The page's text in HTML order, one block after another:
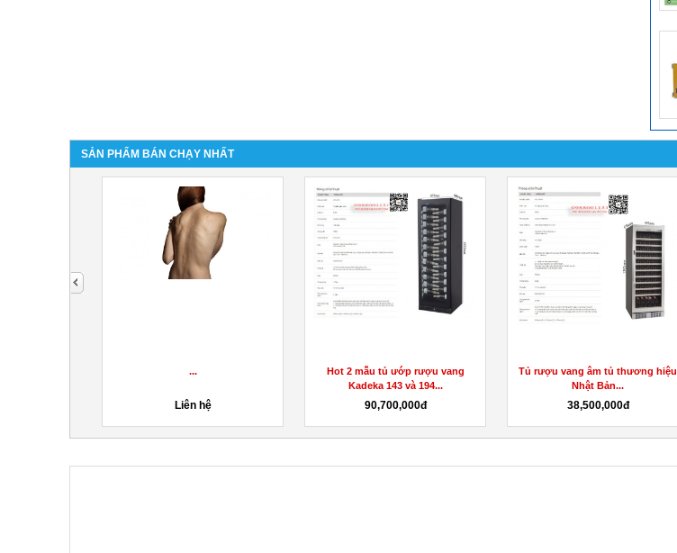
SẢN PHẨM BÁN CHẠY NHẤT
...
Liên hệ
Hot 2 mẫu tủ ướp rượu vang
Kadeka 143 và 194...
90,700,000đ
Tủ rượu vang âm tủ thương hiệu
Nhật Bản...
38,500,000đ